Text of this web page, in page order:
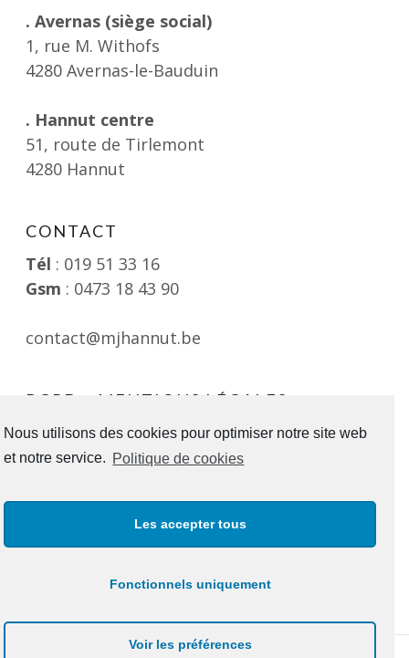
Nous utilisons des cookies pour optimiser notre site web
et notre service. Politique de cookies
Les accepter tous
Fonctionnels uniquement
Voir les préférences
. Avernas (siège social)
1, rue M. Withofs
4280 Avernas-le-Bauduin
. Hannut centre
51, route de Tirlemont
4280 Hannut
CONTACT
Tél : 019 51 33 16
Gsm : 0473 18 43 90
contact@mjhannut.be
RGPD – MENTIONS LÉGALES
Consultable ici
Instagram
Youtube